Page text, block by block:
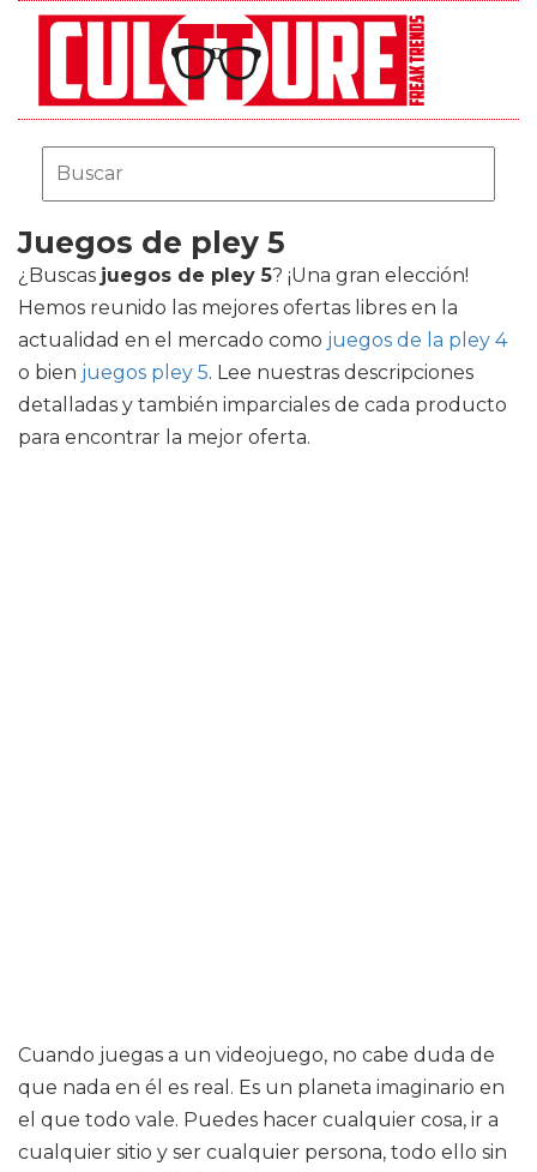
Juegos de pley 5
¿Buscas juegos de pley 5? ¡Una gran elección!
Hemos reunido las mejores ofertas libres en la
actualidad en el mercado como juegos de la pley 4
o bien juegos pley 5. Lee nuestras descripciones
detalladas y también imparciales de cada producto
para encontrar la mejor oferta.
Cuando juegas a un videojuego, no cabe duda de
que nada en él es real. Es un planeta imaginario en
el que todo vale. Puedes hacer cualquier cosa, ir a
cualquier sitio y ser cualquier persona, todo ello sin